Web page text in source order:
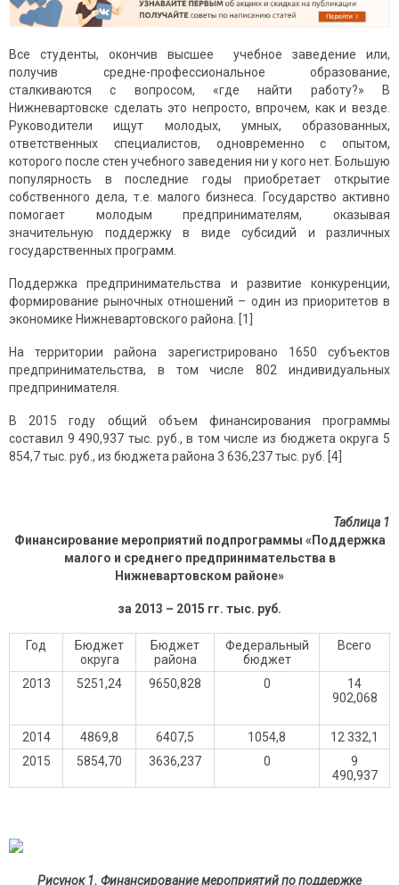
Все студенты, окончив высшее учебное заведение или,
получив средне-профессиональное образование,
сталкиваются с вопросом, «где найти работу?» В
Нижневартовске сделать это непросто, впрочем, как и везде.
Руководители ищут молодых, умных, образованных,
ответственных специалистов, одновременно с опытом,
которого после стен учебного заведения ни у кого нет. Большую
популярность в последние годы приобретает открытие
собственного дела, т.е. малого бизнеса. Государство активно
помогает молодым предпринимателям, оказывая
значительную поддержку в виде субсидий и различных
государственных программ.
Поддержка предпринимательства и развитие конкуренции,
формирование рыночных отношений – один из приоритетов в
экономике Нижневартовского района. [1]
На территории района зарегистрировано 1650 субъектов
предпринимательства, в том числе 802 индивидуальных
предпринимателя.
В 2015 году общий объем финансирования программы
составил 9 490,937 тыс. руб., в том числе из бюджета округа 5
854,7 тыс. руб., из бюджета района 3 636,237 тыс. руб. [4]
Таблица 1
Финансирование мероприятий подпрограммы «Поддержка
малого и среднего предпринимательства в
Нижневартовском районе»
за 2013 – 2015 гг. тыс. руб.
Год
Бюджет
округа
Бюджет
района
Федеральный
бюджет
Всего
2013 5251,24 9650,828 0
14
902,068
2014 4869,8 6407,5 1054,8
12 332,1
2015
5854,70 3636,237 0
9
490,937
Рисунок 1. Финансирование мероприятий по поддержке